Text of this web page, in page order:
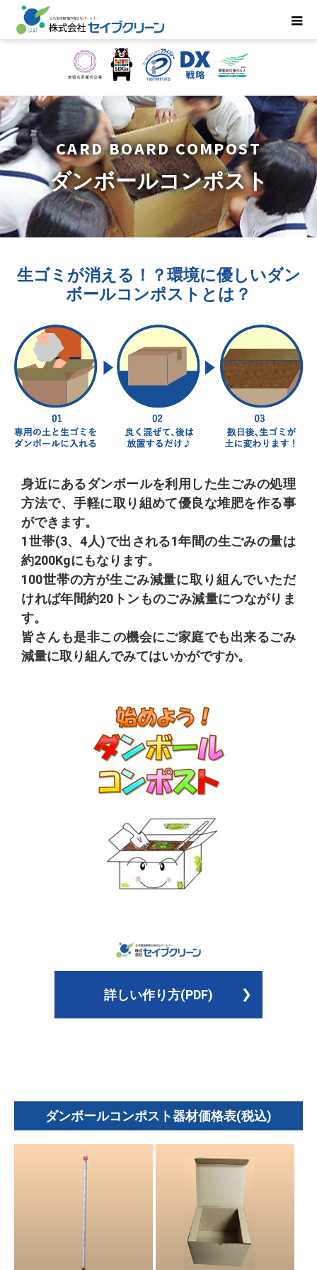
CARD BOARD COMPOST
ダンボールコンポスト
生ゴミが消える！？環境に優しいダン
ボールコンポストとは？
身近にあるダンボールを利用した生ごみの処理
方法で、手軽に取り組めて優良な堆肥を作る事
ができます。
1世帯(3、4人)で出される1年間の生ごみの量は
約200Kgにもなります。
100世帯の方が生ごみ減量に取り組んでいただ
ければ年間約20トンものごみ減量につながりま
す。
皆さんも是非この機会にご家庭でも出来るごみ
減量に取り組んでみてはいかがですか。
詳しい作り方(PDF)
ダンボールコンポスト器材価格表(税込)